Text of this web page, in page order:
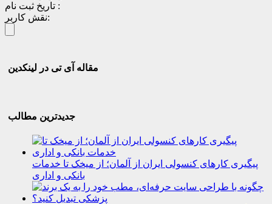
تاریخ ثبت نام :
نقش کاربر:
مقاله آی تی در لینکدین
جدیدترین مطالب
پیگیری کارهای کنسولی ایران از آلمان؛ از میخک تا خدمات
بانکی و اداری